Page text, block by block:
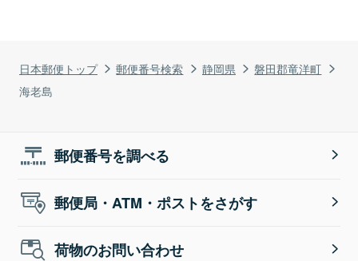
日本郵便トップ 郵便番号検索 静岡県
磐田郡竜洋町
海老島
郵便番号を調べる
郵便局・ATM・ポストをさがす
荷物のお問い合わせ